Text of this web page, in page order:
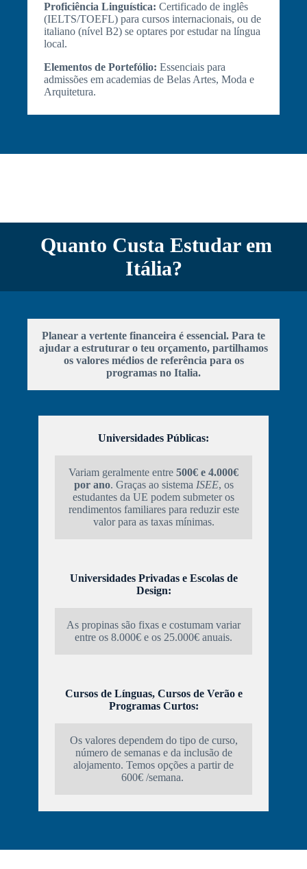
Proficiência Linguística: Certificado de inglês
(IELTS/TOEFL) para cursos internacionais, ou de
italiano (nível B2) se optares por estudar na língua
local.
Elementos de Portefólio: Essenciais para
admissões em academias de Belas Artes, Moda e
Arquitetura.
Quanto Custa Estudar em
Itália?
Planear a vertente financeira é essencial. Para te
ajudar a estruturar o teu orçamento, partilhamos
os valores médios de referência para os
programas no Italia.
Universidades Públicas:
Variam geralmente entre 500€ e 4.000€
por ano. Graças ao sistema ISEE, os
estudantes da UE podem submeter os
rendimentos familiares para reduzir este
valor para as taxas mínimas.
Universidades Privadas e Escolas de
Design:
As propinas são fixas e costumam variar
entre os 8.000€ e os 25.000€ anuais.
Cursos de Línguas, Cursos de Verão e
Programas Curtos:
Os valores dependem do tipo de curso,
número de semanas e da inclusão de
alojamento. Temos opções a partir de
600€ /semana.